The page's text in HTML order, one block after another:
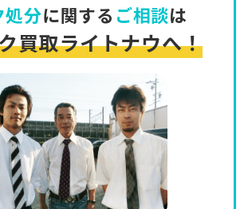
処分に関する ご相談は
買取ライトナウへ！